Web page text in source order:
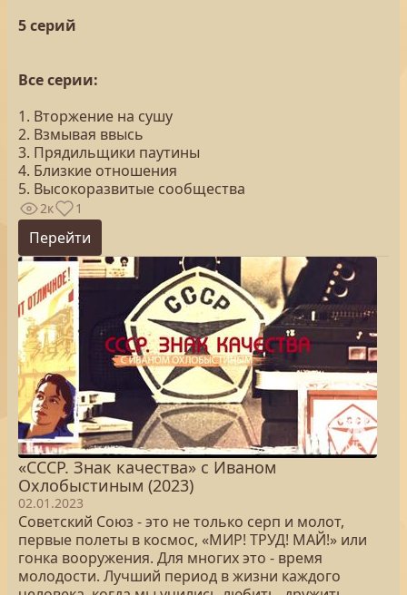
5 серий
Все серии:
1. Вторжение на сушу
2. Взмывая ввысь
3. Прядильщики паутины
4. Близкие отношения
5. Высокоразвитые сообщества
2к 1
Перейти
«СССР. Знак качества» с Иваном
Охлобыстиным (2023)
02.01.2023
Советский Союз - это не только серп и молот,
первые полеты в космос, «МИР! ТРУД! МАЙ!» или
гонка вооружения. Для многих это - время
молодости. Лучший период в жизни каждого